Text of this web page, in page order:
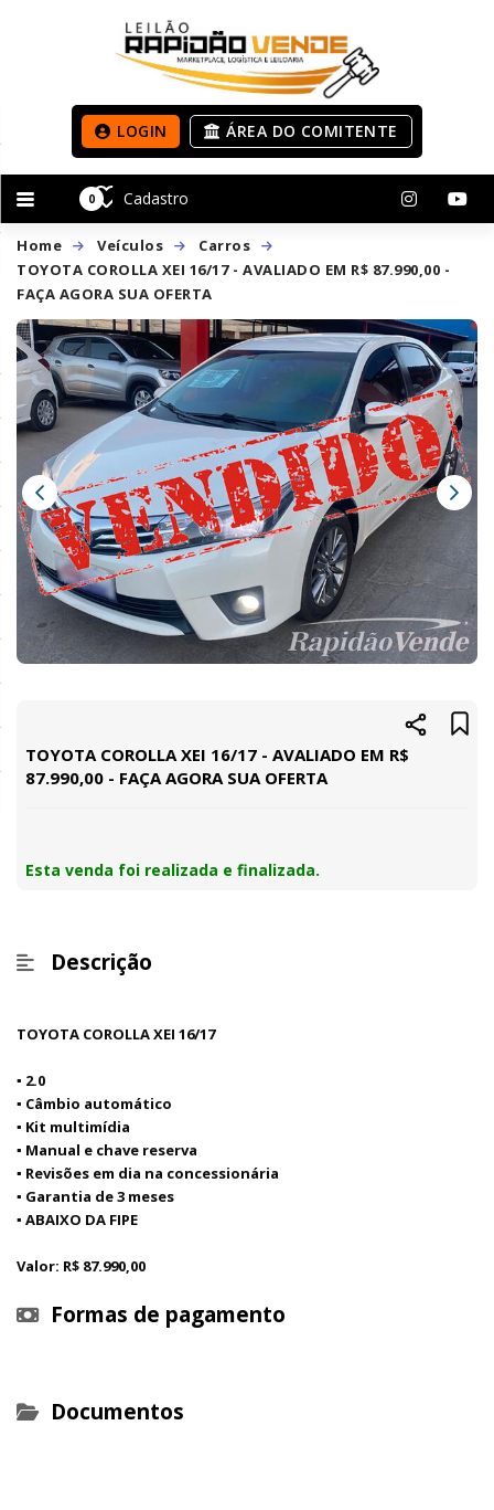
0 Cadastro
LOGIN ÁREA DO COMITENTE
Home Veículos
Carros
TOYOTA COROLLA XEI 16/17 - AVALIADO EM R$ 87.990,00 -
FAÇA AGORA SUA OFERTA
Descrição
TOYOTA COROLLA XEI 16/17
▪ 2.0
▪ Câmbio automático
▪ Kit multimídia
▪ Manual e chave reserva
▪ Revisões em dia na concessionária
▪ Garantia de 3 meses
▪ ABAIXO DA FIPE
Valor: R$ 87.990,00
Formas de pagamento
Documentos
TOYOTA COROLLA XEI 16/17 - AVALIADO EM R$
87.990,00 - FAÇA AGORA SUA OFERTA
Esta venda foi realizada e finalizada.